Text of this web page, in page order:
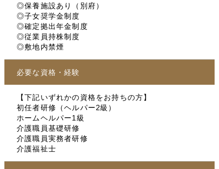
◎保養施設あり（別府）
◎子女奨学金制度
◎確定拠出年金制度
◎従業員持株制度
◎敷地内禁煙
必要な資格・経験
【下記いずれかの資格をお持ちの方】
初任者研修（ヘルパー2級）
ホームヘルパー1級
介護職員基礎研修
介護職員実務者研修
介護福祉士